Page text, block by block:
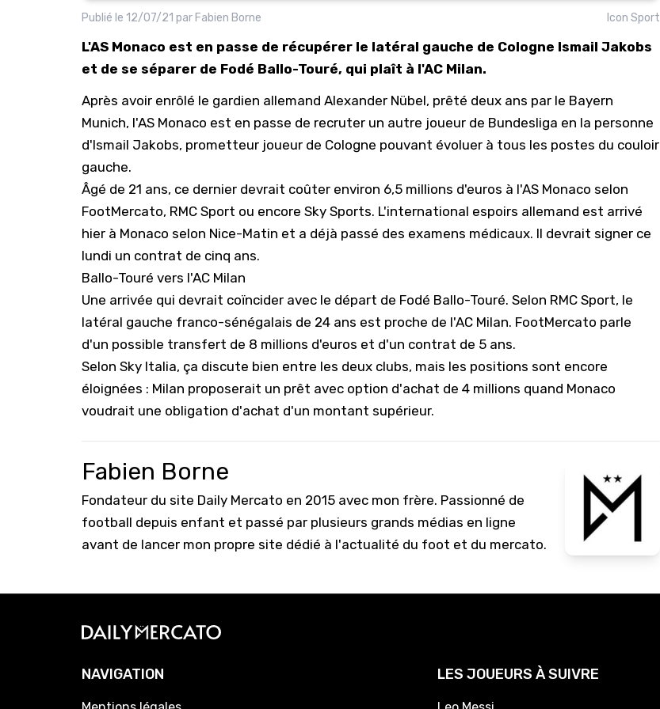
Publié le 12/07/21 par Fabien Borne Icon Sport
L'AS Monaco est en passe de récupérer le latéral gauche de Cologne Ismail Jakobs
et de se séparer de Fodé Ballo-Touré, qui plaît à l'AC Milan.
Après avoir enrôlé le gardien allemand Alexander Nübel, prêté deux ans par le Bayern
Munich, l'AS Monaco est en passe de recruter un autre joueur de Bundesliga en la personne
d'Ismail Jakobs, prometteur joueur de Cologne pouvant évoluer à tous les postes du couloir
gauche.
Âgé de 21 ans, ce dernier devrait coûter environ 6,5 millions d'euros à l'AS Monaco selon
FootMercato, RMC Sport ou encore Sky Sports. L'international espoirs allemand est arrivé
hier à Monaco selon Nice-Matin et a déjà passé des examens médicaux. Il devrait signer ce
lundi un contrat de cinq ans.
Ballo-Touré vers l'AC Milan
Une arrivée qui devrait coïncider avec le départ de Fodé Ballo-Touré. Selon RMC Sport, le
latéral gauche franco-sénégalais de 24 ans est proche de l'AC Milan. FootMercato parle
d'un possible transfert de 8 millions d'euros et d'un contrat de 5 ans.
Selon Sky Italia, ça discute bien entre les deux clubs, mais les positions sont encore
éloignées : Milan proposerait un prêt avec option d'achat de 4 millions quand Monaco
voudrait une obligation d'achat d'un montant supérieur.
Fabien Borne
Fondateur du site Daily Mercato en 2015 avec mon frère. Passionné de
football depuis enfant et passé par plusieurs grands médias en ligne
avant de lancer mon propre site dédié à l'actualité du foot et du mercato.
NAVIGATION LES JOUEURS À SUIVRE